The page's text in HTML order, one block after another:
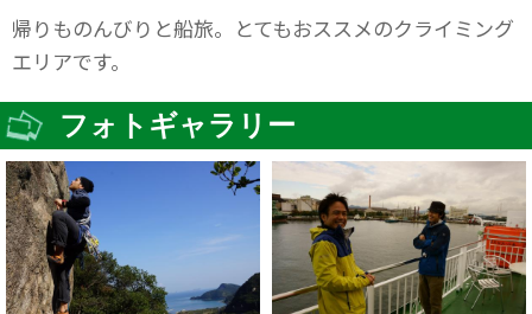
帰りものんびりと船旅。とてもおススメのクライミング
エリアです。
フォトギャラリー